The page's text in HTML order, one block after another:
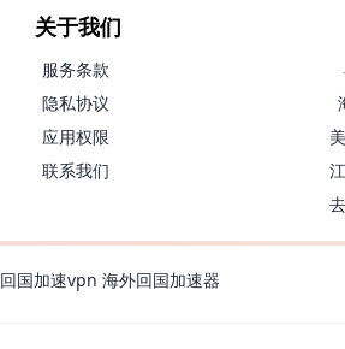
关于我们
服务条款
隐私协议
应用权限
联系我们
回国加速vpn 海外回国加速器